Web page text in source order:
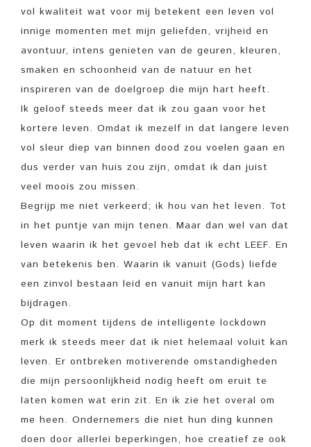
vol kwaliteit wat voor mij betekent een leven vol
innige momenten met mijn geliefden, vrijheid en
avontuur, intens genieten van de geuren, kleuren,
smaken en schoonheid van de natuur en het
inspireren van de doelgroep die mijn hart heeft.
Ik geloof steeds meer dat ik zou gaan voor het
kortere leven. Omdat ik mezelf in dat langere leven
vol sleur diep van binnen dood zou voelen gaan en
dus verder van huis zou zijn, omdat ik dan juist
veel moois zou missen.
Begrijp me niet verkeerd; ik hou van het leven. Tot
in het puntje van mijn tenen. Maar dan wel van dat
leven waarin ik het gevoel heb dat ik echt LEEF. En
van betekenis ben. Waarin ik vanuit (Gods) liefde
een zinvol bestaan leid en vanuit mijn hart kan
bijdragen.
Op dit moment tijdens de intelligente lockdown
merk ik steeds meer dat ik niet helemaal voluit kan
leven. Er ontbreken motiverende omstandigheden
die mijn persoonlijkheid nodig heeft om eruit te
laten komen wat erin zit. En ik zie het overal om
me heen. Ondernemers die niet hun ding kunnen
doen door allerlei beperkingen, hoe creatief ze ook